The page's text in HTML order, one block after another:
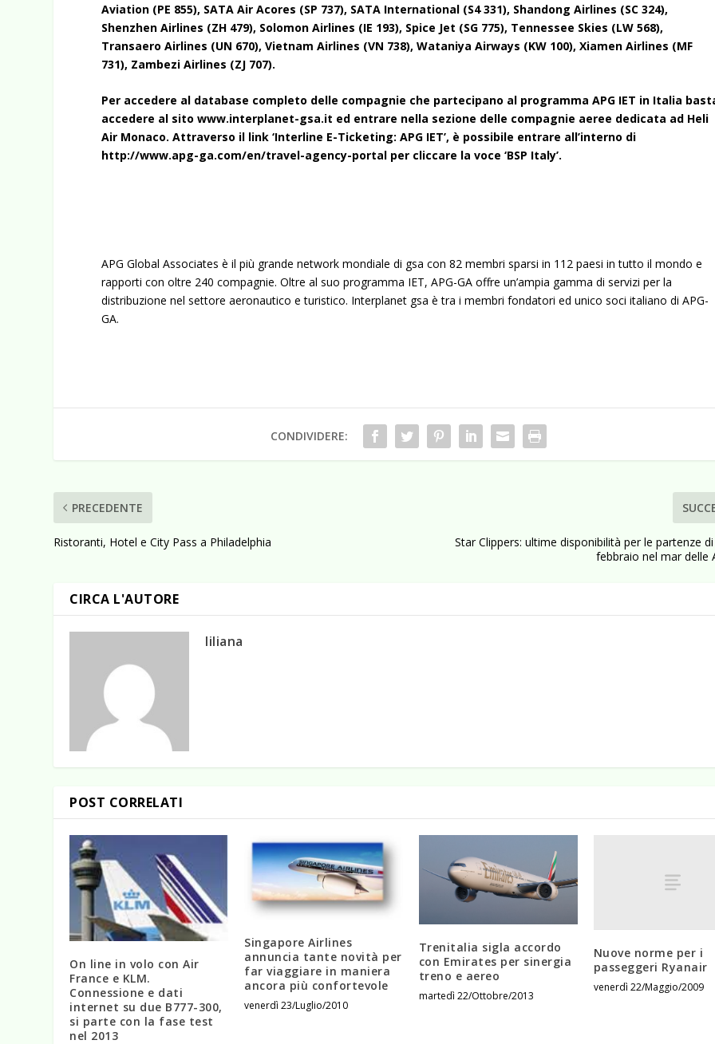
Aviation (PE 855), SATA Air Acores (SP 737), SATA International (S4 331), Shandong Airlines (SC 324),
Shenzhen Airlines (ZH 479), Solomon Airlines (IE 193), Spice Jet (SG 775), Tennessee Skies (LW 568),
Transaero Airlines (UN 670), Vietnam Airlines (VN 738), Wataniya Airways (KW 100), Xiamen Airlines (MF
731), Zambezi Airlines (ZJ 707).
Per accedere al database completo delle compagnie che partecipano al programma APG IET in Italia
accedere al sitowww.interplanet-gsa.it ed entrare nella sezione delle compagnie aeree dedicata ad Heli
Air Monaco. Attraverso il link ‘Interline E-Ticketing: APG IET’, è possibile entrare all’interno di
http://www.apg-ga.com/en/travel-agency-portal per cliccare la voce ‘BSP Italy’.
APG Global Associates è il più grande network mondiale di gsa con 82 membri sparsi in 112 paesi in tutto il mondo e
rapporti con oltre 240 compagnie. Oltre al suo programma IET, APG-GA offre un’ampia gamma di servizi per la
distribuzione nel settore aeronautico e turistico. Interplanet gsa è tra i membri fondatori ed unico soci italiano di APG-
GA.
CONDIVIDERE:
PRECEDENTE
Ristoranti, Hotel e City Pass a Philadelphia
Star Clippers: ultime disponibilità per le partenze
febbraio nel mar delle
CIRCA L'AUTORE
liliana
POST CORRELATI
On line in volo con Air
France e KLM.
Connessione e dati
internet su due B777-300,
si parte con la fase test
nel 2013
Singapore Airlines
annuncia tante novità per
far viaggiare in maniera
ancora più confortevole
venerdì 23/Luglio/2010
Trenitalia sigla accordo
con Emirates per sinergia
treno e aereo
martedì 22/Ottobre/2013
Nuove norme per i
passeggeri Ryanair
venerdì 22/Maggio/2009